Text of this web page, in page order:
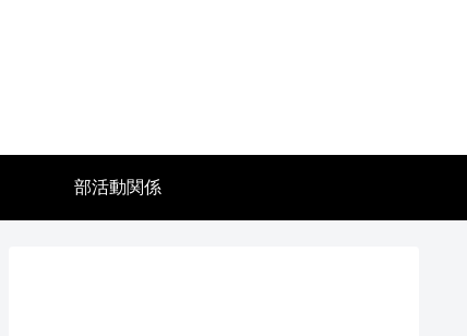
部活動関係